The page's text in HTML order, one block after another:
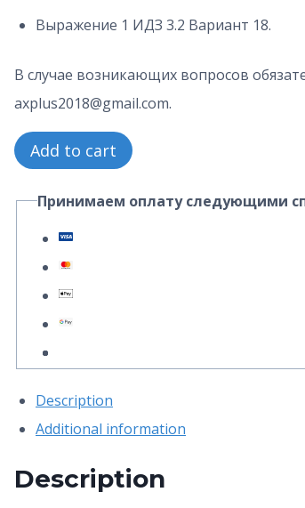
Выражение 1 ИДЗ 3.2 Вариант 18.
В случае возникающих вопросов
axplus2018@gmail.com.
1
Часть
18
Вариант
А.
П.
Рябушко
Add to cart
Принимаем оплату следующими
Description
Additional information
Description